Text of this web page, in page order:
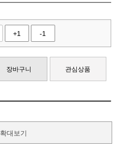
+1 -1
장바구니 관심상품
확대보기